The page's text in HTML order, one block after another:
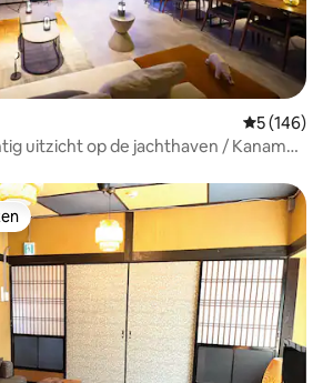
5 (146)
uitzicht op de jachthaven / Kanamori
voor 2 auto's